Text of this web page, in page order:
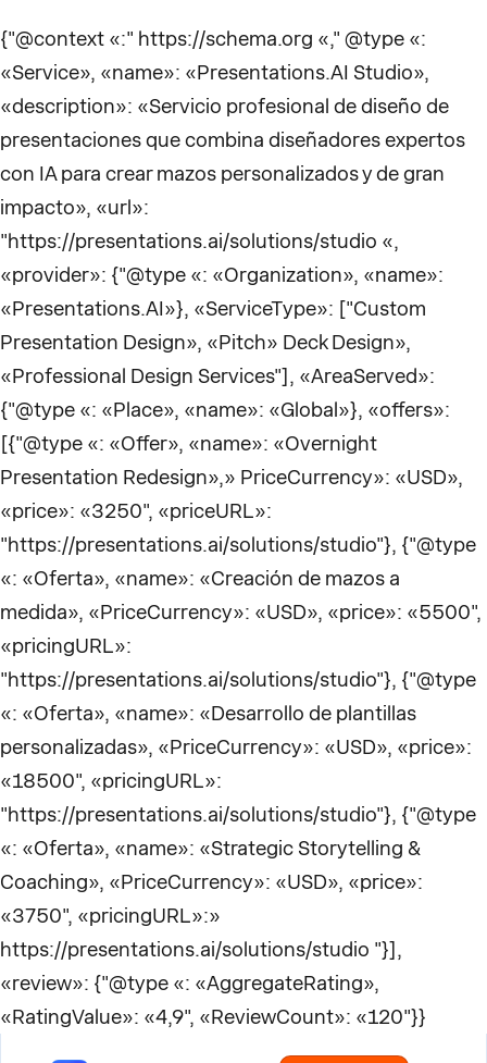
{"@context «:" https://schema.org «," @type «:
«Service», «name»: «Presentations.AI Studio»,
«description»: «Servicio profesional de diseño de
presentaciones que combina diseñadores expertos
con IA para crear mazos personalizados y de gran
impacto», «url»:
"https://presentations.ai/solutions/studio «,
«provider»: {"@type «: «Organization», «name»:
«Presentations.AI»}, «ServiceType»: ["Custom
Presentation Design», «Pitch» Deck Design»,
«Professional Design Services"], «AreaServed»:
{"@type «: «Place», «name»: «Global»}, «offers»:
[{"@type «: «Offer», «name»: «Overnight
Presentation Redesign»,» PriceCurrency»: «USD»,
«price»: «3250", «priceURL»:
"https://presentations.ai/solutions/studio"}, {"@type
«: «Oferta», «name»: «Creación de mazos a
medida», «PriceCurrency»: «USD», «price»: «5500",
«pricingURL»:
"https://presentations.ai/solutions/studio"}, {"@type
«: «Oferta», «name»: «Desarrollo de plantillas
personalizadas», «PriceCurrency»: «USD», «price»:
«18500", «pricingURL»:
"https://presentations.ai/solutions/studio"}, {"@type
«: «Oferta», «name»: «Strategic Storytelling &
Coaching», «PriceCurrency»: «USD», «price»:
«3750", «pricingURL»:»
https://presentations.ai/solutions/studio "}],
«review»: {"@type «: «AggregateRating»,
«RatingValue»: «4,9", «ReviewCount»: «120"}}